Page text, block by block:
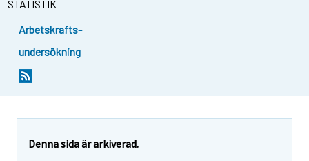
STATISTIK
Arbetskrafts-
undersökning
Denna sida är arkiverad.